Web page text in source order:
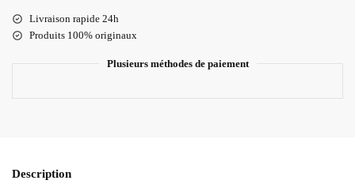
Livraison rapide 24h
Produits 100% originaux
Plusieurs méthodes de paiement
Description